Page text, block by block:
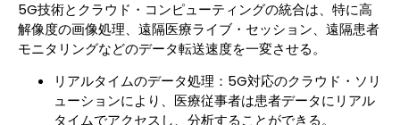
5G技術とクラウド・コンピューティングの統合は、特に高
解像度の画像処理、遠隔医療ライブ・セッション、遠隔患者
モニタリングなどのデータ転送速度を一変させる。
リアルタイムのデータ処理：5G対応のクラウド・ソリ
ューションにより、医療従事者は患者データにリアル
タイムでアクセスし、分析することができる。